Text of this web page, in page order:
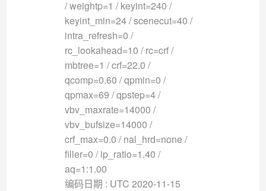
/ weightp=1 / keyint=240 /
keyint_min=24 / scenecut=40 /
intra_refresh=0 /
rc_lookahead=10 / rc=crf /
mbtree=1 / crf=22.0 /
qcomp=0.60 / qpmin=0 /
qpmax=69 / qpstep=4 /
vbv_maxrate=14000 /
vbv_bufsize=14000 /
crf_max=0.0 / nal_hrd=none /
filler=0 / ip_ratio=1.40 /
aq=1:1.00
编码日期 : UTC 2020-11-15